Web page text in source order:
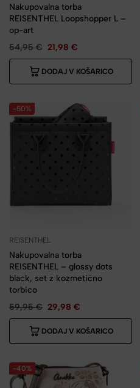
Nakupovalna torba
REISENTHEL Loopshopper L –
op-art
54,95€ 21,98 €
DODAJ V KOŠARICO
-50%
REISENTHEL
Nakupovalna torba
REISENTHEL – glossy dots
black, set z kozmetično
torbico
59,95€ 29,98 €
DODAJ V KOŠARICO
-40%